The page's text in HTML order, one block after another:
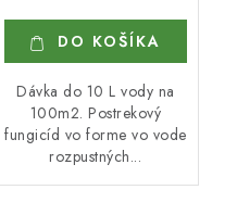
DO KOŠÍKA
Dávka do 10 L vody na
100m2. Postrekový
fungicíd vo forme vo vode
rozpustných...